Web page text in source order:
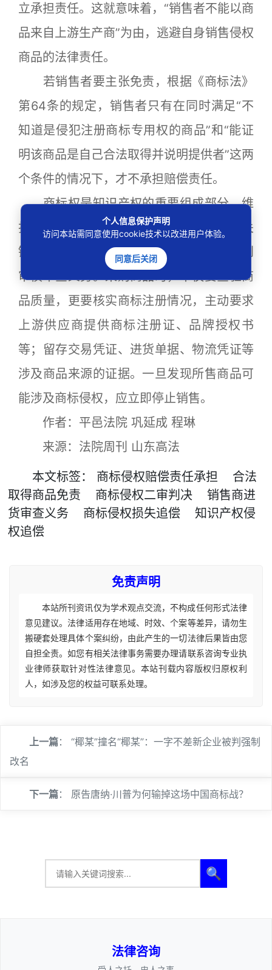
立承担责任。这就意味着，“销售者不能以商
品来自上游生产商”为由，逃避自身销售侵权
商品的法律责任。
若销售者要主张免责，根据《商标法》
第64条的规定，销售者只有在同时满足“不
知道是侵犯注册商标专用权的商品”和“能证
明该商品是自己合法取得并说明提供者”这两
个条件的情况下，才不承担赔偿责任。
商标权是知识产权的重要组成部分，维
护商标权人的合法权益是保障市场秩序的关
键。对于销售者而言，在经营活动中要尽到
审慎审查义务。采购商品时，不仅要查验商
品质量，更要核实商标注册情况，主动要求
上游供应商提供商标注册证、品牌授权书
等；留存交易凭证、进货单据、物流凭证等
涉及商品来源的证据。一旦发现所售商品可
能涉及商标侵权，应立即停止销售。
作者：平邑法院 巩延成 程琳
来源：法院周刊 山东高法
本文标签： 商标侵权赔偿责任承担
合法
取得商品免责
商标侵权二审判决
销售商进
货审查义务
商标侵权损失追偿
知识产权侵
权追偿
免责声明
本站所刊资讯仅为学术观点交流，不构成任何形式法律
意见建议。法律适用存在地域、时效、个案等差异，请勿生
搬硬套处理具体个案纠纷，由此产生的一切法律后果皆由您
自担全责。如您有相关法律事务需要办理请联系咨询专业执
业律师获取针对性法律意见。本站刊载内容版权归原权利
人，如涉及您的权益可联系处理。
上一篇： “椰某”撞名“椰某”：一字不差新企业被判强制
改名
下一篇： 原告唐纳·川普为何输掉这场中国商标战？
🔍
法律咨询
个人信息保护声明
访问本站需同意使用cookie技术以改进用户体验。
同意后关闭